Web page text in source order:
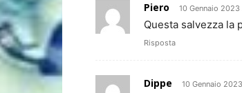
Piero 10 Gennaio 2023
Questa salvezza la
Risposta
Dippe 10 Gennaio